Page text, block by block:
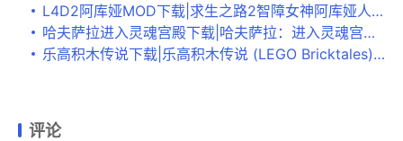
L4D2阿库娅MOD下载|求生之路2智障女神阿库娅人物MOD 下载
哈夫萨拉进入灵魂宫殿下载|哈夫萨拉：进入灵魂宫殿 (Havsala: Into the Soul Palace)PC破解版下载
乐高积木传说下载|乐高积木传说 (LEGO Bricktales)PC中文版下载
评论